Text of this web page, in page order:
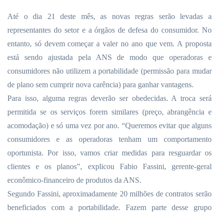
Até o dia 21 deste mês, as novas regras serão levadas a
representantes do setor e a órgãos de defesa do consumidor. No
entanto, só devem começar a valer no ano que vem. A proposta
está sendo ajustada pela ANS de modo que operadoras e
consumidores não utilizem a portabilidade (permissão para mudar
de plano sem cumprir nova carência) para ganhar vantagens.
Para isso, alguma regras deverão ser obedecidas. A troca será
permitida se os serviços forem similares (preço, abrangência e
acomodação) e só uma vez por ano. “Queremos evitar que alguns
consumidores e as operadoras tenham um comportamento
oportunista. Por isso, vamos criar medidas para resguardar os
clientes e os planos”, explicou Fabio Fassini, gerente-geral
econômico-financeiro de produtos da ANS.
Segundo Fassini, aproximadamente 20 milhões de contratos serão
beneficiados com a portabilidade. Fazem parte desse grupo